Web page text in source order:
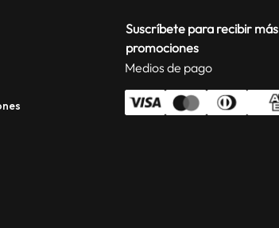
Suscríbete para recibir más
promociones
Medios de pago